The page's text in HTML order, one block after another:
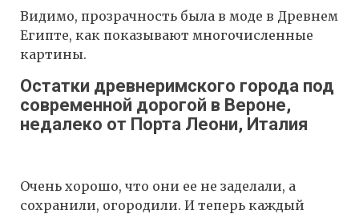
Видимо, прозрачность была в моде в Древнем
Египте, как показывают многочисленные
картины.
Остатки древнеримского города под
современной дорогой в Вероне,
недалеко от Порта Леони, Италия
Очень хорошо, что они ее не заделали, а
сохранили, огородили. И теперь каждый